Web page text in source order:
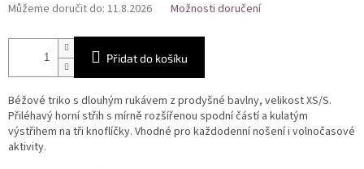
Můžeme doručit do: 11.8.2026 Možnosti doručení
Přidat do košíku
Béžové triko s dlouhým rukávem z prodyšné bavlny, velikost XS/S.
Přiléhavý horní střih s mírně rozšířenou spodní částí a kulatým
výstřihem na tři knoflíčky. Vhodné pro každodenní nošení i volnočasové
aktivity.